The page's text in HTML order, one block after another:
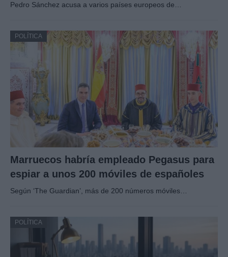
Pedro Sánchez acusa a varios países europeos de…
POLÍTICA
Marruecos habría empleado Pegasus para
espiar a unos 200 móviles de españoles
Según ‘The Guardian’, más de 200 números móviles…
POLÍTICA